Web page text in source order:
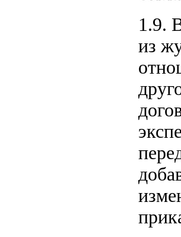
1.9.
из